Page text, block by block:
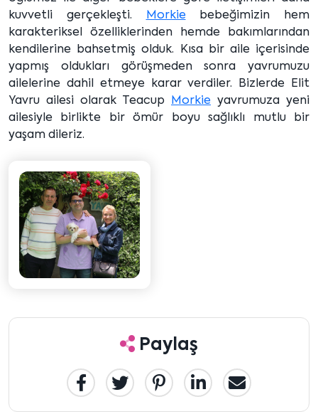
kuvvetli gerçekleşti.
Morkiebebeğimizin hem
karakteriksel özelliklerinden hemde bakımlarından
kendilerine bahsetmiş olduk. Kısa bir aile içerisinde
yapmış oldukları görüşmeden sonra yavrumuzu
ailelerine dahil etmeye karar verdiler. Bizlerde Elit
Yavru ailesi olarak Teacup
Morkie yavrumuza yeni
ailesiyle birlikte bir ömür boyu sağlıklı mutlu bir
yaşam dileriz.
Paylaş